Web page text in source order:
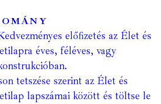
előfizetés az Élet és
éves, féléves, vagy
tetszése szerint az Élet és
lapszámai között és töltse le